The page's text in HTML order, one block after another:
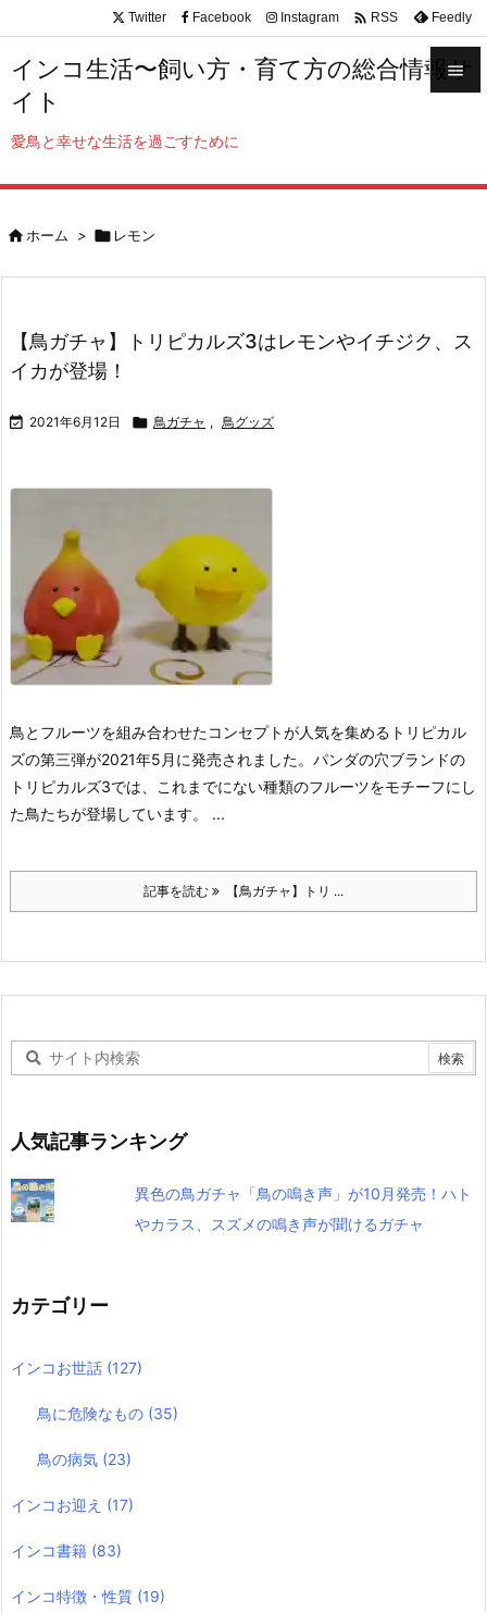
インコ生活〜飼い方・育て方の総合情報サ
イト
愛鳥と幸せな生活を過ごすために

サイド


Twitter Facebook Instagram  RSS Feedly
ホーム >  レモン
【鳥ガチャ】トリピカルズ3はレモンやイチジク、ス
イカが登場！
 2021年6月12日  鳥ガチャ , 鳥グッズ
鳥とフルーツを組み合わせたコンセプトが人気を集めるトリピカル
ズの第三弾が2021年5月に発売されました。 パンダの穴ブランドの
トリピカルズ3では、これまでにない種類のフルーツをモチーフにし
た鳥たちが登場しています。 ...
記事を読む 【鳥ガチャ】トリ ...
人気記事ランキング
異色の鳥ガチャ「鳥の鳴き声」が10月発売！ハト
やカラス、スズメの鳴き声が聞けるガチャ
カテゴリー
インコお世話 (127)
鳥に危険なもの (35)
鳥の病気 (23)
インコお迎え (17)
インコ書籍 (83)
インコ特徴・性質 (19)